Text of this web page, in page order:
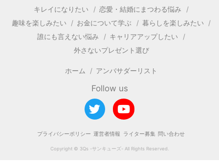
キレイになりたい
恋愛・結婚にまつわる悩み
趣味を楽しみたい
お金について学ぶ
暮らしを楽しみたい
誰にも言えない悩み
キャリアアップしたい
外さないプレゼント選び
ホーム アンバサダーリスト
Follow us
プライバシーポリシー 運営者情報 ライター募集 問い合わせ
Copyright © 3Qs -サンキューズ- All Rights Reserved.